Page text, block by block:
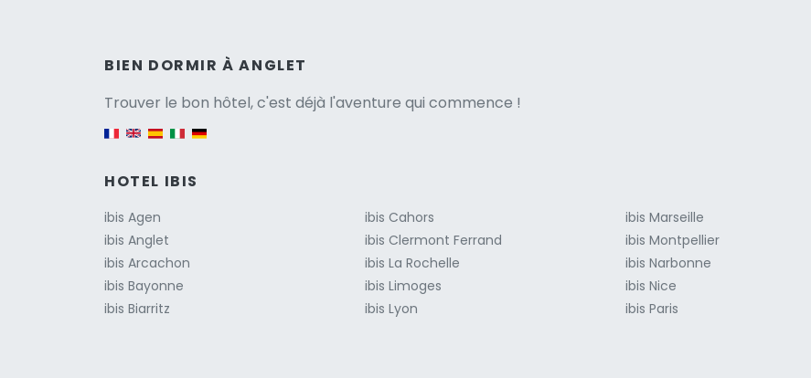
BIEN DORMIR À ANGLET
Trouver le bon hôtel, c'est déjà l'aventure qui commence !
Versione italiana
HOTEL IBIS
ibis Agen
ibis Anglet
ibis Arcachon
ibis Bayonne
ibis Biarritz
ibis Cahors
ibis Clermont Ferrand
ibis La Rochelle
ibis Limoges
ibis Lyon
ibis Marseille
ibis Montpellier
ibis Narbonne
ibis Nice
ibis Paris